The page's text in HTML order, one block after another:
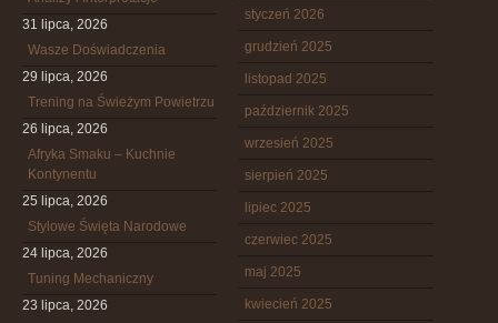
31 lipca, 2026
Wasze Doświadczenia
29 lipca, 2026
Trening na Świeżym Powietrzu
26 lipca, 2026
Afryka Smaku – Kuchnie
Kontynentu
25 lipca, 2026
Stylowe Święta Narodowe
24 lipca, 2026
Tuning Mechaniczny
23 lipca, 2026
styczeń 2026
grudzień 2025
listopad 2025
październik 2025
wrzesień 2025
sierpień 2025
lipiec 2025
czerwiec 2025
maj 2025
kwiecień 2025